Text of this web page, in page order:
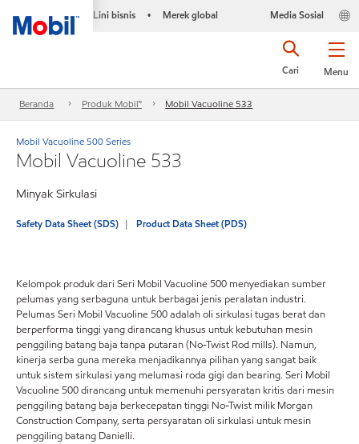
Lini bisnis • Merek global Media Sosial
Menu
Cari
Beranda Produk Mobil™ Mobil Vacuoline 533
Mobil Vacuoline 500 Series
Mobil Vacuoline 533
Minyak Sirkulasi
Safety Data Sheet (SDS) Product Data Sheet (PDS)
Kelompok produk dari Seri Mobil Vacuoline 500 menyediakan sumber
pelumas yang serbaguna untuk berbagai jenis peralatan industri.
Pelumas Seri Mobil Vacuoline 500 adalah oli sirkulasi tugas berat dan
berperforma tinggi yang dirancang khusus untuk kebutuhan mesin
penggiling batang baja tanpa putaran (No-Twist Rod mills). Namun,
kinerja serba guna mereka menjadikannya pilihan yang sangat baik
untuk sistem sirkulasi yang melumasi roda gigi dan bearing. Seri Mobil
Vacuoline 500 dirancang untuk memenuhi persyaratan kritis dari mesin
penggiling batang baja berkecepatan tinggi No-Twist milik Morgan
Construction Company, serta persyaratan oli sirkulasi untuk mesin
penggiling batang Danielli.